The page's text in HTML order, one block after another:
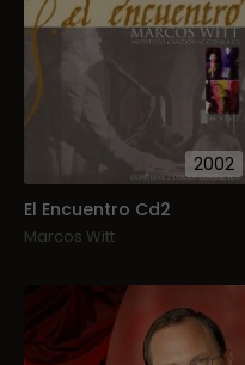
2002
El Encuentro Cd2
Marcos Witt